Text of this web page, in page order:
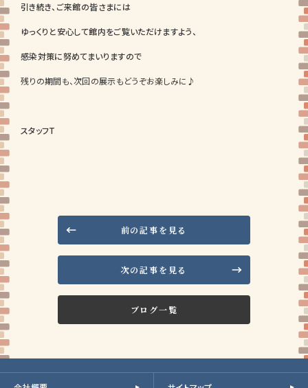
引き続き、ご来館の皆さまには
ゆっくりと安心して館内をご覧いただけますよう、
感染対策に努めてまいりますので
残りの期間も、次回の展示もどうぞお楽しみに♪
スタッフT
前の記事を見る
ブログ一覧
次の記事を見る